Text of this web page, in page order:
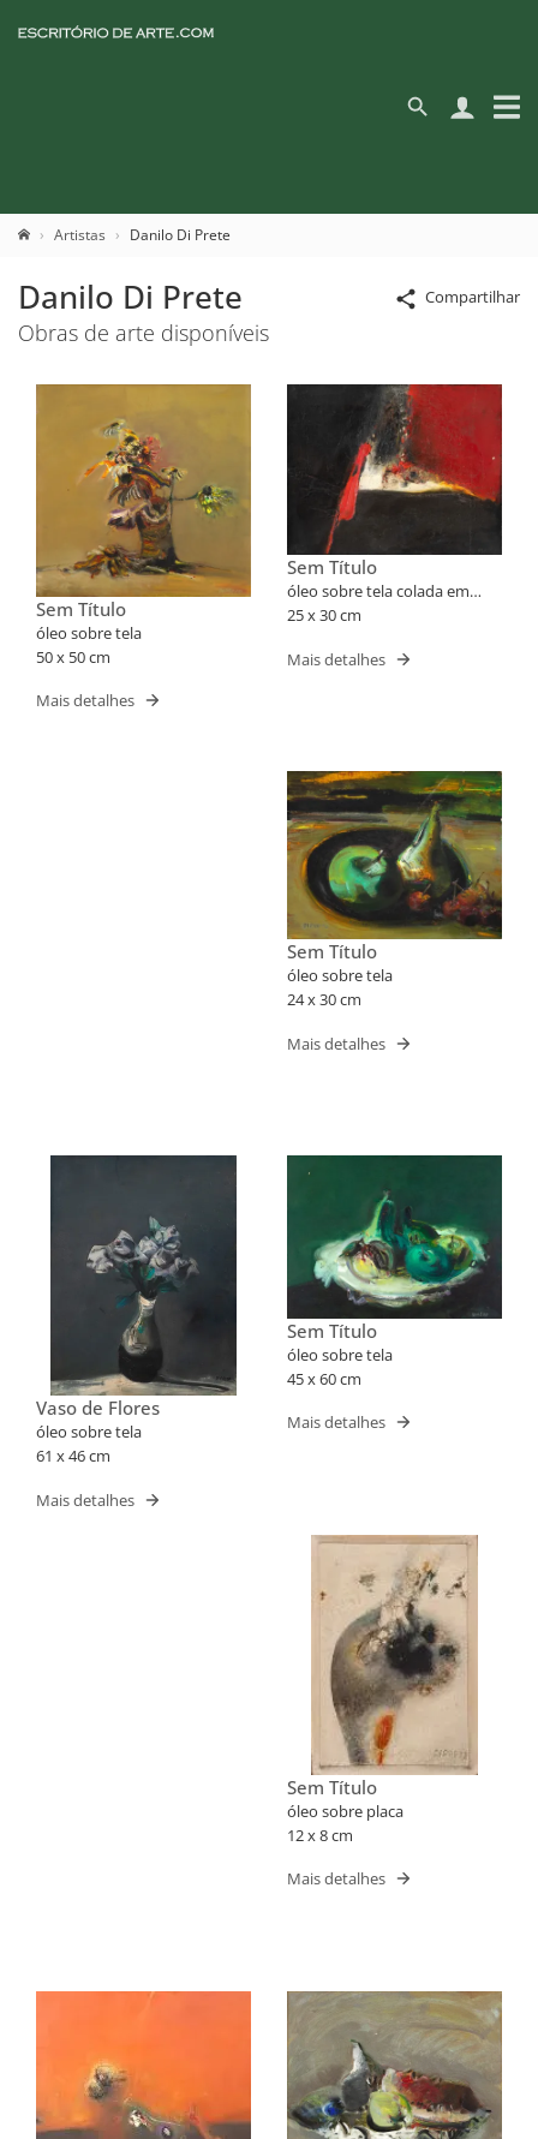
Artistas Danilo Di Prete
Compartilhar
Danilo Di Prete
Obras de arte disponíveis
Sem Título
óleo sobre tela
50 x 50 cm
Mais detalhes
Sem Título
óleo sobre tela colada em
madeira
25 x 30 cm
Mais detalhes
Sem Título
óleo sobre tela
24 x 30 cm
Mais detalhes
Vaso de Flores
óleo sobre tela
61 x 46 cm
Mais detalhes
Sem Título
óleo sobre tela
45 x 60 cm
Mais detalhes
Sem Título
óleo sobre placa
12 x 8 cm
Mais detalhes